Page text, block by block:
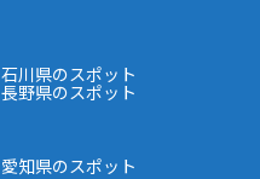
石川県のスポット
長野県のスポット
愛知県のスポット